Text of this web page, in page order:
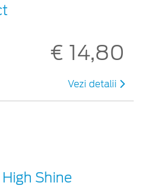
€ 14,80
Vezi detalii
Shine